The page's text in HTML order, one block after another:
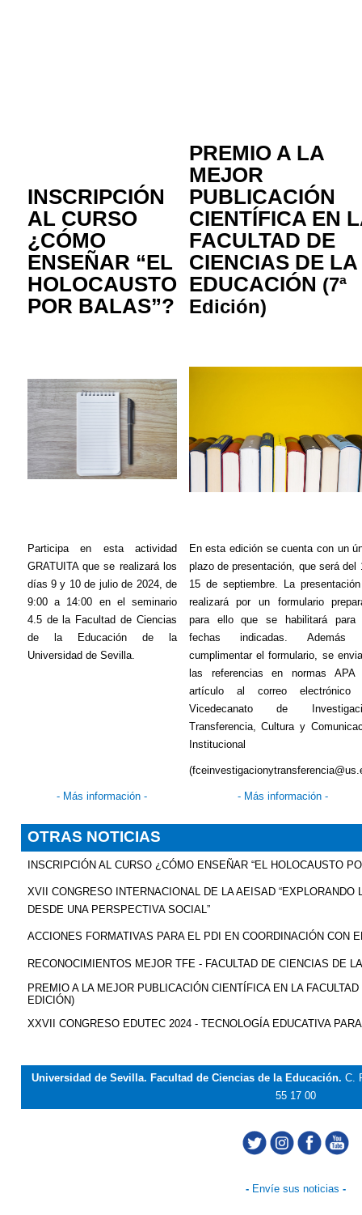
INSCRIPCIÓN
AL CURSO
¿CÓMO
ENSEÑAR “EL
HOLOCAUSTO
POR BALAS”?
PREMIO A LA
MEJOR
PUBLICACIÓN
CIENTÍFICA EN
FACULTAD DE
CIENCIAS DE LA
EDUCACIÓN (7ª
Edición)
Participa en esta actividad
GRATUITA que se realizará los
días 9 y 10 de julio de 2024, de
9:00 a 14:00 en el seminario
4.5 de la Facultad de Ciencias
de la Educación de la
Universidad de Sevilla.
En esta edición se cuenta con un
plazo de presentación, que será del
15 de septiembre. La
realizará por un formulario
para ello que se habilitará para
fechas indicadas. Además
cumplimentar el formulario, se
las referencias en normas APA
artículo al correo electrónico
Vicedecanato de
Transferencia, Cultura y
Institucional
- Más información - - Más información -
OTRAS NOTICIAS
INSCRIPCIÓN AL CURSO ¿CÓMO ENSEÑAR “EL HOLOCAUSTO
XVII CONGRESO INTERNACIONAL DE LA AEISAD
DESDE UNA PERSPECTIVA SOCIAL”
ACCIONES FORMATIVAS PARA EL PDI EN COORDINACIÓN CON
RECONOCIMIENTOS MEJOR TFE - FACULTAD DE CIENCIAS DE
PREMIO A LA MEJOR PUBLICACIÓN CIENTÍFICA EN LA
EDICIÓN)
XXVII CONGRESO EDUTEC 2024 - TECNOLOGÍA EDUCATIVA
Universidad de Sevilla. Facultad de Ciencias de la Educación.C.
55 17 00
- Envíe sus noticias -